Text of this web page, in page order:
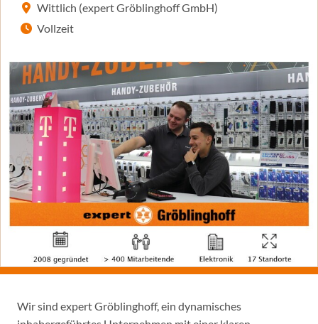
Wittlich (expert Gröblinghoff GmbH)
Vollzeit
Wir sind expert Gröblinghoff, ein dynamisches